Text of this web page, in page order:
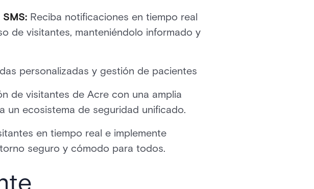
Reciba notificaciones en tiempo real
de visitantes, manteniéndolo informado y
personalizadas y gestión de pacientes
de visitantes de Acre con una amplia
un ecosistema de seguridad unificado.
en tiempo real e implemente
seguro y cómodo para todos.